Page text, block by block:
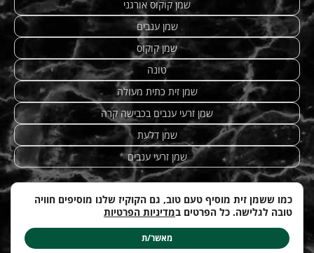
שמן קוקוס אורגני
שמן ענבים
שמן קוקוס
טונה
שמן זית כתית מעולה
שמן זרעי ענבים בכבישה קרה
שמן דלעת
שמן זרעי ענבים
מתכונים מנצחים|טחינה| etzhazait –
Web-development bycosta.co.il
©
עודכן לאחרונה ב: 12.04.2026
כמו ששמן זית מוסיף טעם טוב, גם הקוקיז שלנו מוסיפים חוויה
טובה לגלישה. כל הפרטים במדיניות הפרטיות
מאשר/ת